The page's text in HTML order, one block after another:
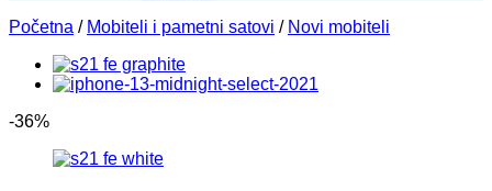
Početna / Mobiteli i pametni satovi / Novi mobiteli
-36%